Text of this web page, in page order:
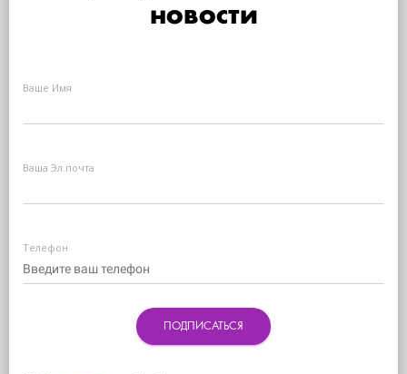
новости
Ваше Имя
Ваша Эл.почта
Телефон
ПОДПИСАТЬСЯ